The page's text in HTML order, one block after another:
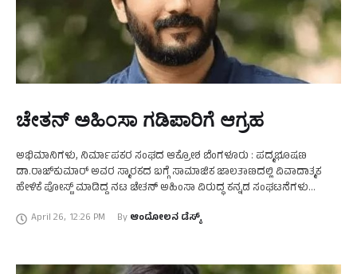
ಚೇತನ್ ಅಹಿಂಸಾ ಗಡಿಪಾರಿಗೆ ಆಗ್ರಹ
ಅಭಿಮಾನಿಗಳು, ನಿರ್ಮಾಪಕರ ಸಂಘದ ಆಕ್ರೋಶ ಬೆಂಗಳೂರು : ಪದ್ಮಭೂಷಣ
ಡಾ.ರಾಜ್‌ಕುಮಾರ್ ಅವರ ಸ್ಮಾರಕದ ಬಗ್ಗೆ ಸಾಮಾಜಿಕ ಜಾಲತಾಣದಲ್ಲಿ ವಿವಾದಾತ್ಮಕ
ಹೇಳಿಕೆ ಪೋಸ್ಟ್ ಮಾಡಿದ್ದ ನಟ ಚೇತನ್ ಅಹಿಂಸಾ ವಿರುದ್ಧ ಕನ್ನಡ ಸಂಘಟನೆಗಳು
ಹುಟ್ಟುಹಬ್ಬ …
April 26, 12:26 PM By ಆಂದೋಲನ ಡೆಸ್ಕ್